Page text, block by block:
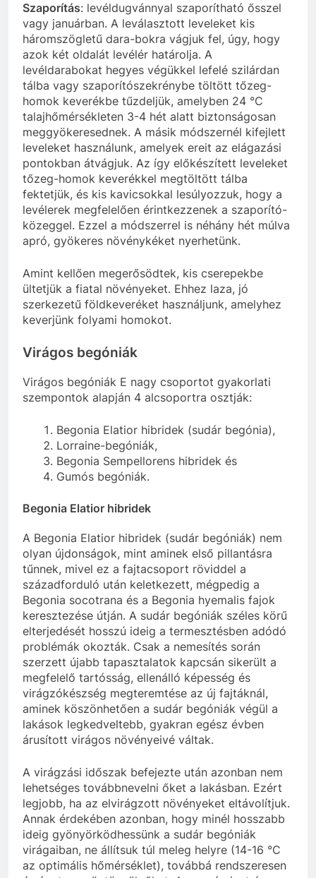
Szaporítás: levéldugvánnyal szaporítható ősszel
vagy januárban. A leválasztott leveleket kis
háromszögletű dara-bokra vágjuk fel, úgy, hogy
azok két oldalát levélér határolja. A
levéldarabokat hegyes végükkel lefelé szilárdan
tálba vagy szaporítószekrénybe töltött tőzeg-
homok keverékbe tűzdeljük, amelyben 24 °C
talajhőmérsékleten 3-4 hét alatt biztonságosan
meggyökeresednek. A másik módszernél kifejlett
leveleket használunk, amelyek ereit az elágazási
pontokban átvágjuk. Az így előkészített leveleket
tőzeg-homok keverékkel megtöltött tálba
fektetjük, és kis kavicsokkal lesúlyozzuk, hogy a
levélerek megfelelően érintkezzenek a szaporító-
közeggel. Ezzel a módszerrel is néhány hét múlva
apró, gyökeres növénykéket nyerhetünk.
Amint kellően megerősödtek, kis cserepekbe
ültetjük a fiatal növényeket. Ehhez laza, jó
szerkezetű földkeveréket használjunk, amelyhez
keverjünk folyami homokot.
Virágos begóniák
Virágos begóniák E nagy csoportot gyakorlati
szempontok alapján 4 alcsoportra osztják:
Begonia Elatior hibridek (sudár begónia),
Lorraine-begóniák,
Begonia Sempellorens hibridek és
Gumós begóniák.
Begonia Elatior hibridek
A Begonia Elatior hibridek (sudár begóniák) nem
olyan újdonságok, mint aminek első pillantásra
tűnnek, mivel ez a fajtacsoport röviddel a
századforduló után keletkezett, mégpedig a
Begonia socotrana és a Begonia hyemalis fajok
keresztezése útján. A sudár begóniák széles körű
elterjedését hosszú ideig a termesztésben adódó
problémák okozták. Csak a nemesítés során
szerzett újabb tapasztalatok kapcsán sikerült a
megfelelő tartósság, ellenálló képesség és
virágzókészség megteremtése az új fajtáknál,
aminek köszönhetően a sudár begóniák végül a
lakások legkedveltebb, gyakran egész évben
árusított virágos növényeivé váltak.
A virágzási időszak befejezte után azonban nem
lehetséges továbbnevelni őket a lakásban. Ezért
legjobb, ha az elvirágzott növényeket eltávolítjuk.
Annak érdekében azonban, hogy minél hosszabb
ideig gyönyörködhessünk a sudár begóniák
virágaiban, ne állítsuk túl meleg helyre (14-16 °C
az optimális hőmérséklet), továbbá rendszeresen